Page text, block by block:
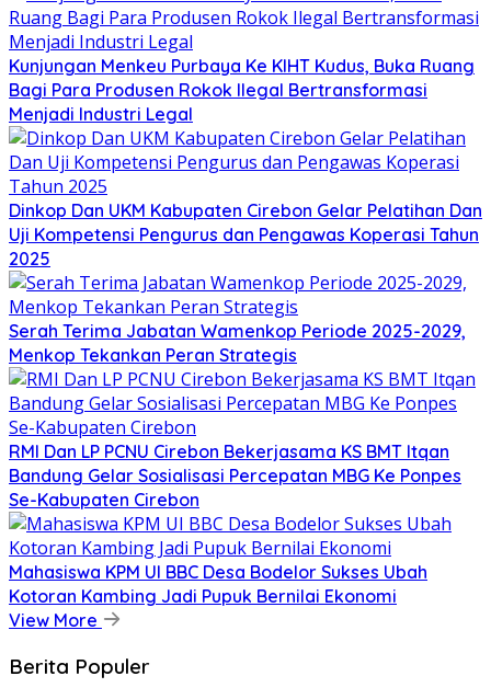
Kunjungan Menkeu Purbaya Ke KIHT Kudus, Buka Ruang
Bagi Para Produsen Rokok Ilegal Bertransformasi
Menjadi Industri Legal
Dinkop Dan UKM Kabupaten Cirebon Gelar Pelatihan Dan
Uji Kompetensi Pengurus dan Pengawas Koperasi Tahun
2025
Serah Terima Jabatan Wamenkop Periode 2025-2029,
Menkop Tekankan Peran Strategis
RMI Dan LP PCNU Cirebon Bekerjasama KS BMT Itqan
Bandung Gelar Sosialisasi Percepatan MBG Ke Ponpes
Se-Kabupaten Cirebon
Mahasiswa KPM UI BBC Desa Bodelor Sukses Ubah
Kotoran Kambing Jadi Pupuk Bernilai Ekonomi
View More
Berita Populer